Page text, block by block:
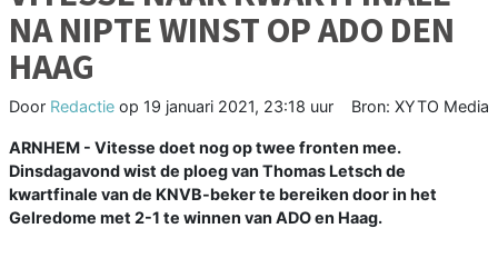
NA NIPTE WINST OP ADO DEN
HAAG
Door Redactie op 19 januari 2021, 23:18 uur Bron: XYTO Media
ARNHEM - Vitesse doet nog op twee fronten mee.
Dinsdagavond wist de ploeg van Thomas Letsch de
kwartfinale van de KNVB-beker te bereiken door in het
Gelredome met 2-1 te winnen van ADO en Haag.